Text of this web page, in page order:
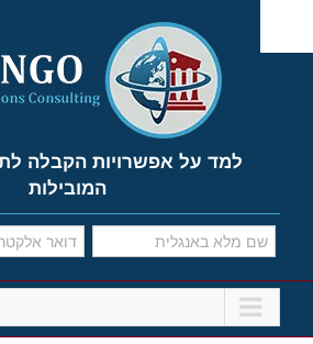
content
המובילות